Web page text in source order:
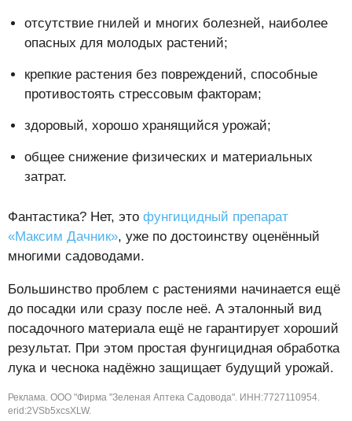
отсутствие гнилей и многих болезней, наиболее
опасных для молодых растений;
крепкие растения без повреждений, способные
противостоять стрессовым факторам;
здоровый, хорошо хранящийся урожай;
общее снижение физических и материальных
затрат.
Фантастика? Нет, это фунгицидный препарат
«Максим Дачник», уже по достоинству оценённый
многими садоводами.
Большинство проблем с растениями начинается ещё
до посадки или сразу после неё. А эталонный вид
посадочного материала ещё не гарантирует хороший
результат. При этом простая фунгицидная обработка
лука и чеснока надёжно защищает будущий урожай.
Реклама. ООО "Фирма "Зеленая Аптека Садовода". ИНН:7727110954.
erid:2VSb5xcsXLW.